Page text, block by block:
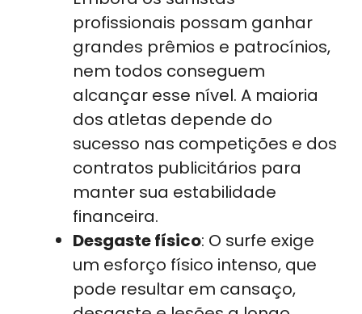
profissionais possam ganhar
grandes prêmios e patrocínios,
nem todos conseguem
alcançar esse nível. A maioria
dos atletas depende do
sucesso nas competições e dos
contratos publicitários para
manter sua estabilidade
financeira.
Desgaste físico: O surfe exige
um esforço físico intenso, que
pode resultar em cansaço,